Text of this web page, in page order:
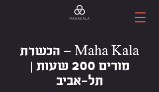
Maha Kala — הכשרת
מורים 200 שעות |
תל-אביב